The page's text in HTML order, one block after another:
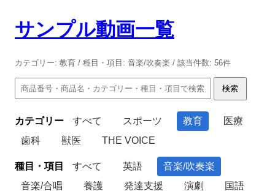
サンプル動画一覧
カテゴリー: 教育 / 種目・項目: 音楽/吹奏楽 / 該当件数: 56件
検索
カテゴリー すべて スポーツ 教育
医療
歯科
獣医 THE VOICE
種目・項目 すべて 英語
音楽/吹奏楽
音楽/合唱
養護 発達支援 演劇
国語